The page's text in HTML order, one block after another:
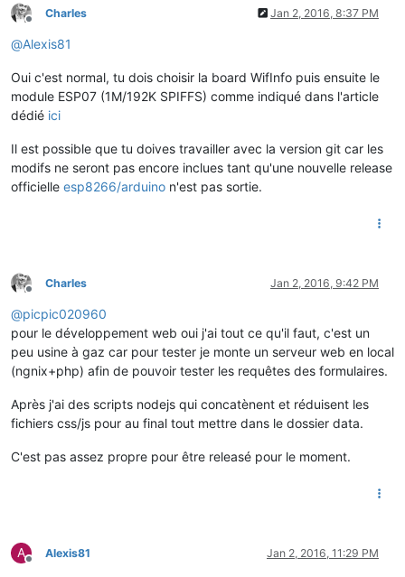
Offline
Charles Jan 2, 2016, 8:37 PM
@Alexis81
Oui c'est normal, tu dois choisir la board WifInfo puis ensuite le
module ESP07 (1M/192K SPIFFS) comme indiqué dans l'article
dédié ici
Il est possible que tu doives travailler avec la version git car les
modifs ne seront pas encore inclues tant qu'une nouvelle release
officielle esp8266/arduino n'est pas sortie.
Offline
Charles Jan 2, 2016, 9:42 PM
@picpic020960
pour le développement web oui j'ai tout ce qu'il faut, c'est un
peu usine à gaz car pour tester je monte un serveur web en local
(ngnix+php) afin de pouvoir tester les requêtes des formulaires.
Après j'ai des scripts nodejs qui concatènent et réduisent les
fichiers css/js pour au final tout mettre dans le dossier data.
C'est pas assez propre pour être releasé pour le moment.
A
Offline
Alexis81 Jan 2, 2016, 11:29 PM